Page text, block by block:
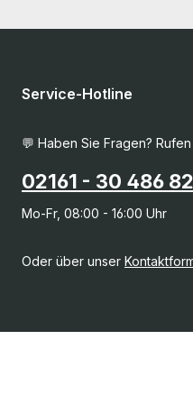
Service-Hotline
💬 Haben Sie Fragen?
02161 - 30 486 82
Mo-Fr, 08:00 - 16:00 Uhr
Oder über unser